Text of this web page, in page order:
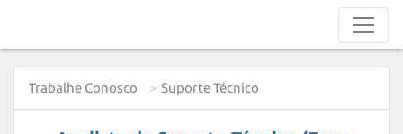
Trabalhe Conosco Suporte Técnico